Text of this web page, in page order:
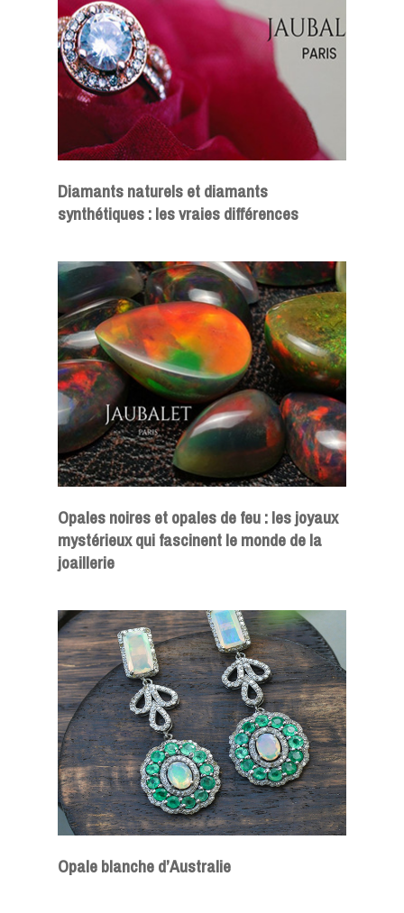
Diamants naturels et diamants
synthétiques : les vraies différences
Opales noires et opales de feu : les joyaux
mystérieux qui fascinent le monde de la
joaillerie
Opale blanche d’Australie